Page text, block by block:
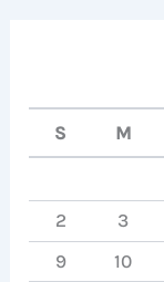
S M
2
3
9
10